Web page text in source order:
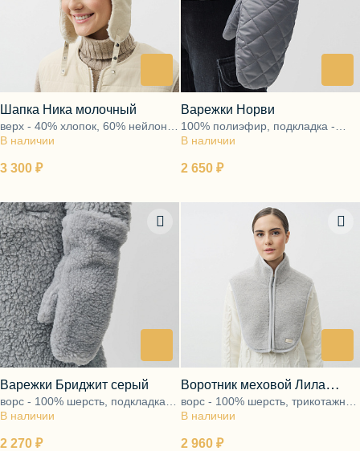
3 300 ₽
В наличии
Шапка Ника молочный
верх - 40% хлопок, 60% нейлон,
подкладка - ворс 100% шерсть
2 650 ₽
В наличии
Варежки Норви
100% полиэфир, подкладка -
ворс 100% шерсть
2 270 ₽
В наличии
Варежки Бриджит серый
ворс - 100% шерсть, подкладка -
100% хлопок
2 960 ₽
В наличии
Воротник меховой Лила
серый
ворс - 100% шерсть, трикотажная
основа - 100% полиэфир